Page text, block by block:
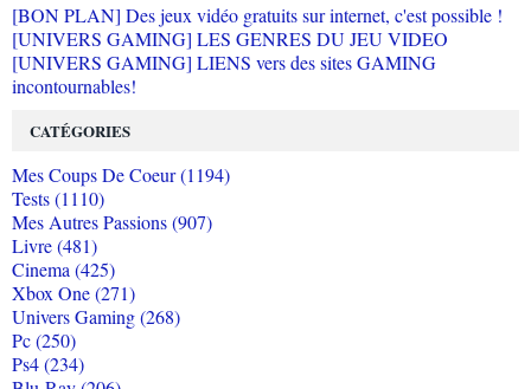
[BON PLAN] Des jeux vidéo gratuits sur internet, c'est possible !
[UNIVERS GAMING] LES GENRES DU JEU VIDEO
[UNIVERS GAMING] LIENS vers des sites GAMING
incontournables!
CATÉGORIES
Mes Coups De Coeur (1194)
Tests (1110)
Mes Autres Passions (907)
Livre (481)
Cinema (425)
Xbox One (271)
Univers Gaming (268)
Pc (250)
Ps4 (234)